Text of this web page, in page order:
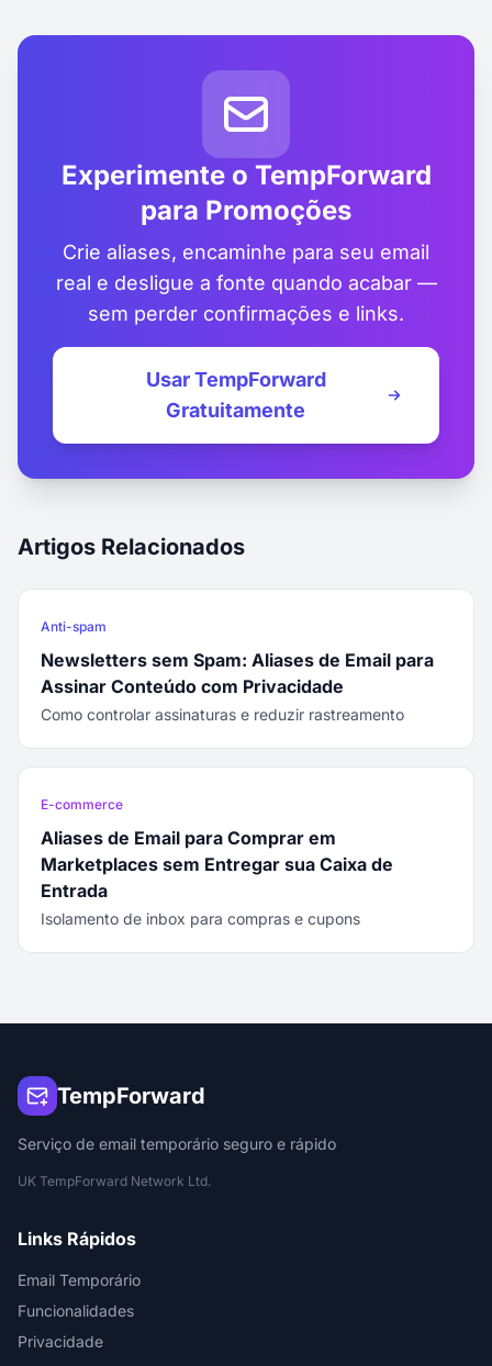
Experimente o TempForward
para Promoções
Crie aliases, encaminhe para seu email
real e desligue a fonte quando acabar —
sem perder confirmações e links.
Usar TempForward
Gratuitamente
Artigos Relacionados
Anti-spam
Newsletters sem Spam: Aliases de Email para
Assinar Conteúdo com Privacidade
Como controlar assinaturas e reduzir rastreamento
E-commerce
Aliases de Email para Comprar em
Marketplaces sem Entregar sua Caixa de
Entrada
Isolamento de inbox para compras e cupons
TempForward
Serviço de email temporário seguro e rápido
UK TempForward Network Ltd.
Links Rápidos
Email Temporário
Funcionalidades
Privacidade